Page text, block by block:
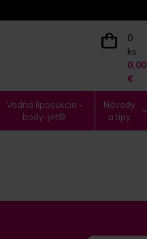
0
ks
0,00
€
Vodná liposukcia -
body-jet®
Návody
a tipy